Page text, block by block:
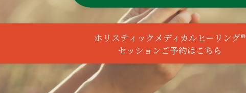
ホリスティック メディカルヒーリング®︎
セッションご予約はこちら